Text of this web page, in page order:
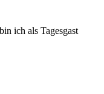
ich als Tagesgast